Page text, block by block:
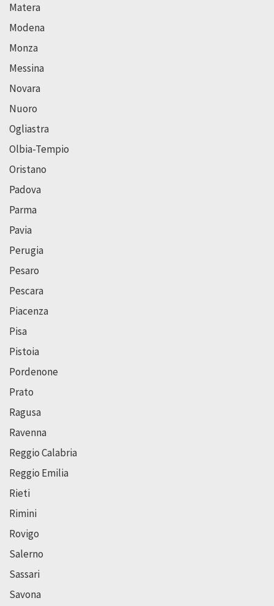
Matera
Modena
Monza
Messina
Novara
Nuoro
Ogliastra
Olbia-Tempio
Oristano
Padova
Parma
Pavia
Perugia
Pesaro
Pescara
Piacenza
Pisa
Pistoia
Pordenone
Prato
Ragusa
Ravenna
Reggio Calabria
Reggio Emilia
Rieti
Rimini
Rovigo
Salerno
Sassari
Savona